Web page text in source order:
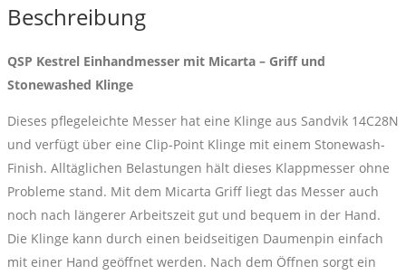
Griff
Stonewashed
Klinge
Menge
Beschreibung
QSP Kestrel Einhandmesser mit Micarta – Griff und
Stonewashed Klinge
Dieses pflegeleichte Messer hat eine Klinge aus Sandvik 14C28N
und verfügt über eine Clip-Point Klinge mit einem Stonewash-
Finish. Alltäglichen Belastungen hält dieses Klappmesser ohne
Probleme stand. Mit dem Micarta Griff liegt das Messer auch
noch nach längerer Arbeitszeit gut und bequem in der Hand.
Die Klinge kann durch einen beidseitigen Daumenpin einfach
mit einer Hand geöffnet werden. Nach dem Öffnen sorgt ein